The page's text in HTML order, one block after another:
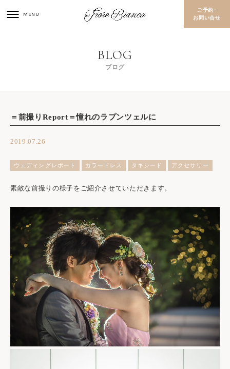
ご予約･
お問い合せ
ブログ
＝前撮りReport＝憧れのラプンツェルに
2019.07.26
ウェディングレポート カラードレス タキシード アクセサリー
素敵な前撮りの様子をご紹介させていただきます。